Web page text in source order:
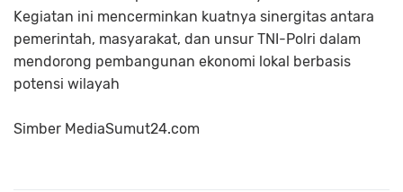
Kegiatan ini mencerminkan kuatnya sinergitas antara
pemerintah, masyarakat, dan unsur TNI-Polri dalam
mendorong pembangunan ekonomi lokal berbasis
potensi wilayah
Simber MediaSumut24.com